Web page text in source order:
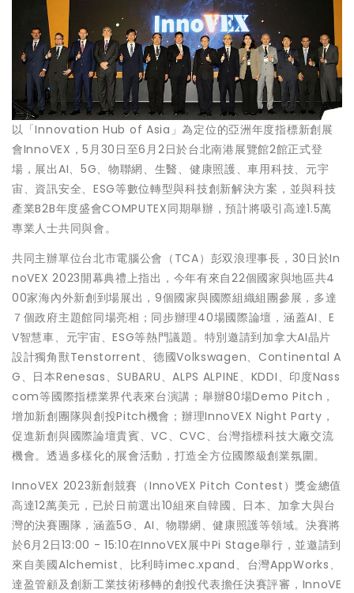
以「Innovation Hub of Asia」為定位的亞洲年度指標新創展
會InnoVEX，5月30日至6月2日於台北南港展覽館2館正式登
場，展出AI、5G、物聯網、生醫、健康照護、車用科技、元宇
宙、資訊安全、ESG等數位轉型與科技創新解決方案，並與科技
產業B2B年度盛會COMPUTEX同期舉辦，預計將吸引高達1.5萬
專業人士共同與會。
共同主辦單位台北市電腦公會（TCA）彭双浪理事長，30日於In
noVEX 2023開幕典禮上指出，今年有來自22個國家與地區共4
00家海內外新創到場展出，9個國家與國際組織組團參展，多達
７個政府主題館同場亮相；同步辦理40場國際論壇，涵蓋AI、E
V智慧車、元宇宙、ESG等熱門議題。特別邀請到加拿大AI晶片
設計獨角獸Tenstorrent、德國Volkswagen、Continental A
G、日本Renesas、SUBARU、ALPS ALPINE、KDDI、印度Nass
com等國際指標業界代表來台演講；舉辦80場Demo Pitch，
增加新創團隊與創投Pitch機會；辦理InnoVEX Night Party，
促進新創與國際論壇貴賓、VC、CVC、台灣指標科技大廠交流
機會。透過多樣化的展會活動，打造全方位國際級創業氛圍。
InnoVEX 2023新創競賽（InnoVEX Pitch Contest）獎金總值
高達12萬美元，已於日前選出10組來自韓國、日本、加拿大與台
灣的決賽團隊，涵蓋5G、AI、物聯網、健康照護等領域。決賽將
於6月2日13:00 - 15:10在InnoVEX展中Pi Stage舉行，並邀請到
來自美國Alchemist、比利時imec.xpand、台灣AppWorks、
達盈管顧及創新工業技術移轉的創投代表擔任決賽評審，InnoVE